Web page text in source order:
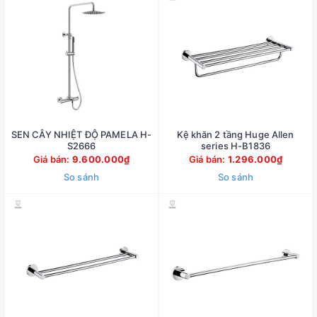
SEN CÂY NHIỆT ĐỘ PAMELA H-
S2666
Giá bán: 9.600.000₫
So sánh
Kệ khăn 2 tầng Huge Allen
series H-B1836
Giá bán: 1.296.000₫
So sánh